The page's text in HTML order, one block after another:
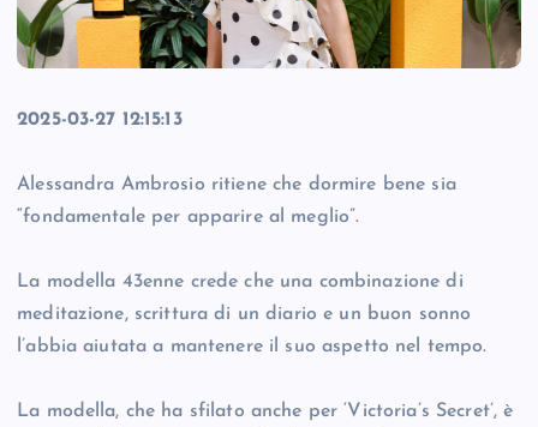
2025-03-27 12:15:13
Alessandra Ambrosio ritiene che dormire bene sia
“fondamentale per apparire al meglio”.
La modella 43enne crede che una combinazione di
meditazione, scrittura di un diario e un buon sonno
l’abbia aiutata a mantenere il suo aspetto nel tempo.
La modella, che ha sfilato anche per ‘Victoria’s Secret’, è